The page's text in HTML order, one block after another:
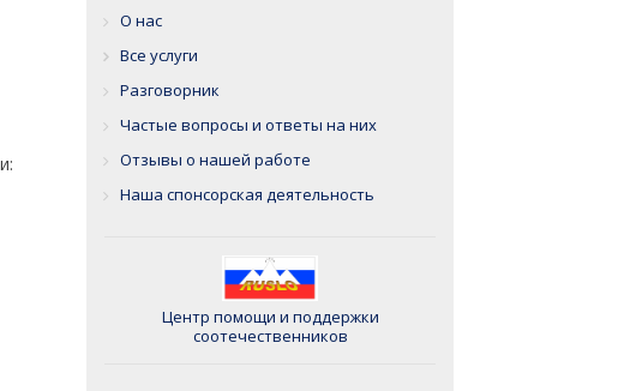
О нас
Все услуги
Разговорник
Частые вопросы и ответы на них
Отзывы о нашей работе
Наша спонсорская деятельность
Центр помощи и поддержки
соотечественников